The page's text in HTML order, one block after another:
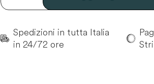
Spedizioni in tutta Italia
in 24/72 ore